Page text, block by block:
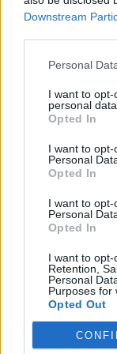
Downstream
Personal
I want to
personal data.
Opted In
I want to
Personal
Opted In
I want to
Personal
Opted In
I want to opt-
Retention,
Personal
Purposes for
Opted Out
Marc Casado
stërvitjen e
transferimi te
pritet së shpejti